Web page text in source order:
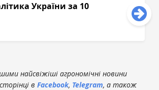
України за 10
найсвіжіші агрономічні новини
в Facebook, Telegram, а також